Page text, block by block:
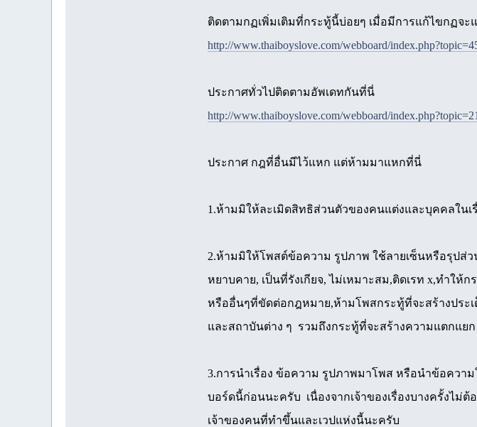
ติดตามกฏเพิ่มเติมที่กระทู้นี้บ่อยๆ เมื่อมีการแก้ไขกฏจ
http://www.thaiboyslove.com/webboard/
ประกาศทั่วไปติดตามอัพเดทกันที่นี่
http://www.thaiboyslove.com/webboard/
ประกาศ กฎที่อื่นมีไว้แหก แต่ห้ามมาแหกที่นี่
1.ห้ามมิให้ละเมิดสิทธิส่วนตัวของคนแต่งและบุคคลในเ
2.ห้ามมิให้โพสต์ข้อความ รูปภาพ ใช้ลายเซ็นหรือรุปส่
หยาบคาย, เป็นที่รังเกียจ, ไม่เหมาะสม,ติดเรท x,ทำให้
หรืออื่นๆที่ขัดต่อกฎหมาย,ห้ามโพสกระทู้ที่จะสร้างประ
และสถาบันต่าง ๆ รวมถึงกระทู้ที่จะสร้างความแตกแย
3.การนำเรื่อง ข้อความ รูปภาพมาโพส หรือนำข้อควา
บอร์ดนี้ก่อนนะครับ เนื่องจากเจ้าของเรื่องบางครั้งไ
เจ้าของคนที่ทำขึ้นและเวปแห่งนี้นะครับ